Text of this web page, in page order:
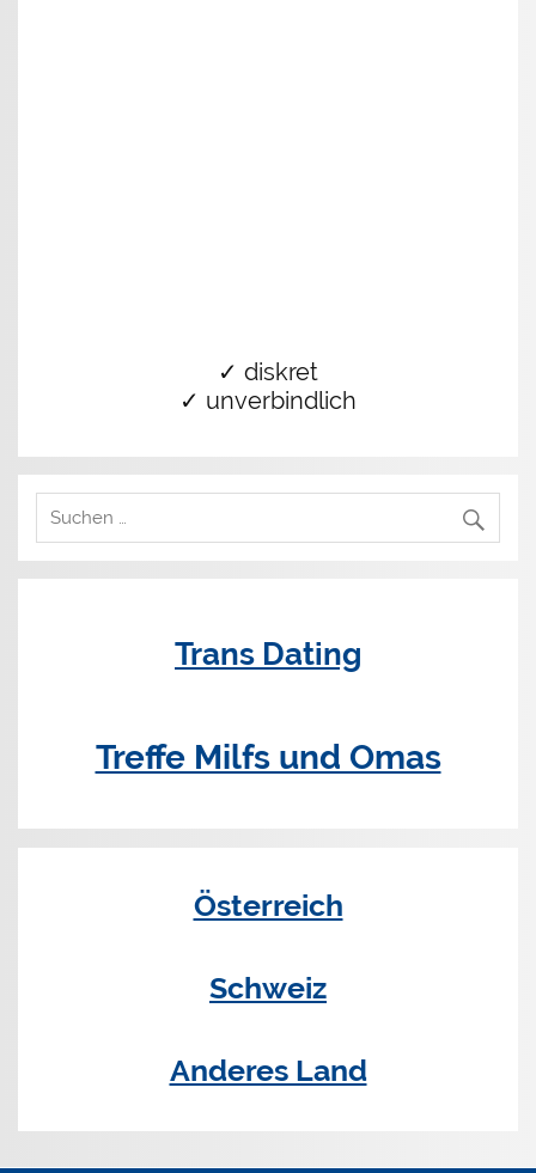
✓ diskret
✓ unverbindlich
Trans Dating
Treffe Milfs und Omas
Österreich
Schweiz
Anderes Land